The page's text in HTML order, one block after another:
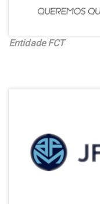
Entidade FCT